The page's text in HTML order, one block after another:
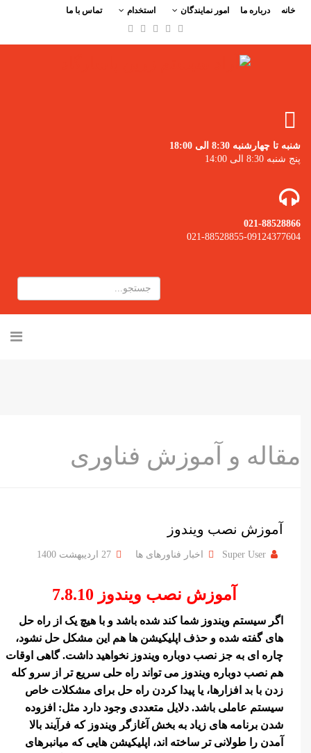
خانه درباره ما امور نمایندگان استخدام تماس با ما
شنبه تا چهارشنبه 8:30 الی 18:00
پنج شنبه 8:30 الی 14:00
021-88528866
021-88528855-09124377604
مقاله و آموزش فناوری
آموزش نصب ویندوز
Super User اخبار فناورهای ها 27 ارديبهشت 1400
آموزش نصب ویندوز 7.8.10
اگر سیستم ویندوز شما کند شده باشد و با هیچ یک از راه حل
های گفته شده و حذف اپلیکیشن ها هم این مشکل حل نشود،
چاره ای به جز نصب دوباره ویندوز نخواهید داشت. گاهی اوقات
هم نصب دوباره ویندوز می تواند راه حلی سریع تر از سرو کله
زدن با بد افزارها، یا پیدا کردن راه حل برای مشکلات خاص
سیستم عاملی باشد. دلایل متعددی وجود دارد مثل: افزوده
شدن برنامه های زیاد به بخش آغازگر ویندوز که فرآیند بالا
آمدن را طولانی تر ساخته اند، اپلیکیشن هایی که میانبرهای